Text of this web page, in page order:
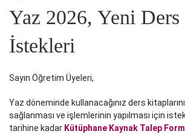
Yaz 2026, Yeni Ders
İstekleri
Sayın Öğretim Üyeleri,
Yaz döneminde kullanacağınız ders
sağlanması ve işlemlerinin yapılması için
tarihine kadar Kütüphane Kaynak Talep